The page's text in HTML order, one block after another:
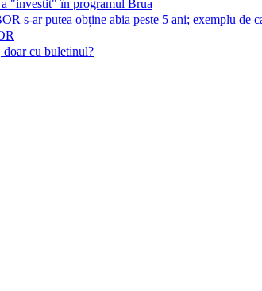
a "investit" în programul Brua
s-ar putea obține abia peste 5 ani; exemplu de
doar cu buletinul?